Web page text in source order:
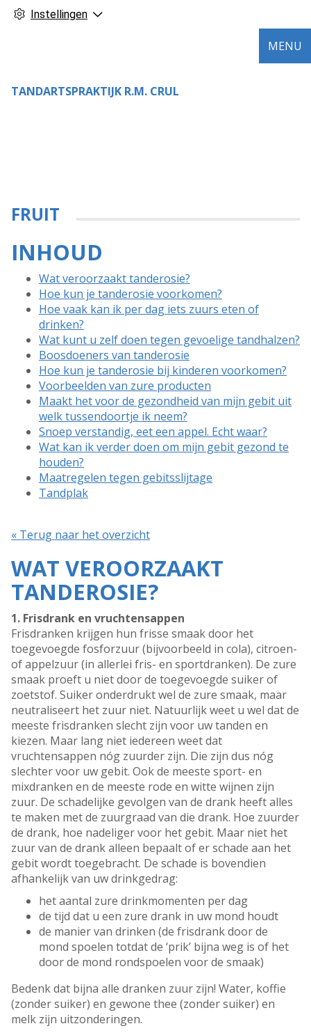
Instellingen
TANDARTSPRAKTIJK R.M. CRUL
MENU
FRUIT
INHOUD
Wat veroorzaakt tanderosie?
Hoe kun je tanderosie voorkomen?
Hoe vaak kan ik per dag iets zuurs eten of
drinken?
Wat kunt u zelf doen tegen gevoelige tandhalzen?
Boosdoeners van tanderosie
Hoe kun je tanderosie bij kinderen voorkomen?
Voorbeelden van zure producten
Maakt het voor de gezondheid van mijn gebit uit
welk tussendoortje ik neem?
Snoep verstandig, eet een appel. Echt waar?
Wat kan ik verder doen om mijn gebit gezond te
houden?
Maatregelen tegen gebitsslijtage
Tandplak
« Terug naar het overzicht
WAT VEROORZAAKT
TANDEROSIE?
1. Frisdrank en vruchtensappen
Frisdranken krijgen hun frisse smaak door het
toegevoegde fosforzuur (bijvoorbeeld in cola), citroen-
of appelzuur (in allerlei fris- en sportdranken). De zure
smaak proeft u niet door de toegevoegde suiker of
zoetstof. Suiker onderdrukt wel de zure smaak, maar
neutraliseert het zuur niet. Natuurlijk weet u wel dat de
meeste frisdranken slecht zijn voor uw tanden en
kiezen. Maar lang niet iedereen weet dat
vruchtensappen nóg zuurder zijn. Die zijn dus nóg
slechter voor uw gebit. Ook de meeste sport- en
mixdranken en de meeste rode en witte wijnen zijn
zuur. De schadelijke gevolgen van de drank heeft alles
te maken met de zuurgraad van die drank. Hoe zuurder
de drank, hoe nadeliger voor het gebit. Maar niet het
zuur van de drank alleen bepaalt of er schade aan het
gebit wordt toegebracht. De schade is bovendien
afhankelijk van uw drinkgedrag:
het aantal zure drinkmomenten per dag
de tijd dat u een zure drank in uw mond houdt
de manier van drinken (de frisdrank door de
mond spoelen totdat de ‘prik’ bijna weg is of het
door de mond rondspoelen voor de smaak)
Bedenk dat bijna alle dranken zuur zijn! Water, koffie
(zonder suiker) en gewone thee (zonder suiker) en
melk zijn uitzonderingen.